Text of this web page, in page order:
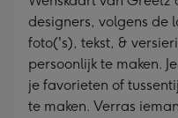
designers, volgens de
foto('s), tekst, &
persoonlijk te maken.
je favorieten of
te maken. Verras